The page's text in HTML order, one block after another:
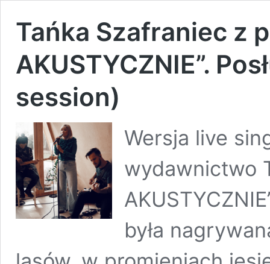
Tańka Szafraniec z
AKUSTYCZNIE”.
session)
Wersja live
wydawnictwo
była